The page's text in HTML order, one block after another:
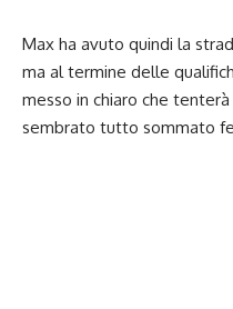
Max ha avuto quindi la
ma al termine delle
messo in chiaro che
sembrato tutto sommato